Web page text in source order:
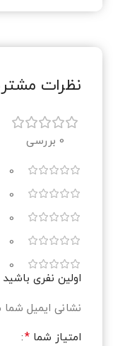
نظرات
0 بررسی
0
0
0
0
0
اولین نفری باشید که
نشانی ایمیل
امتیاز شما *